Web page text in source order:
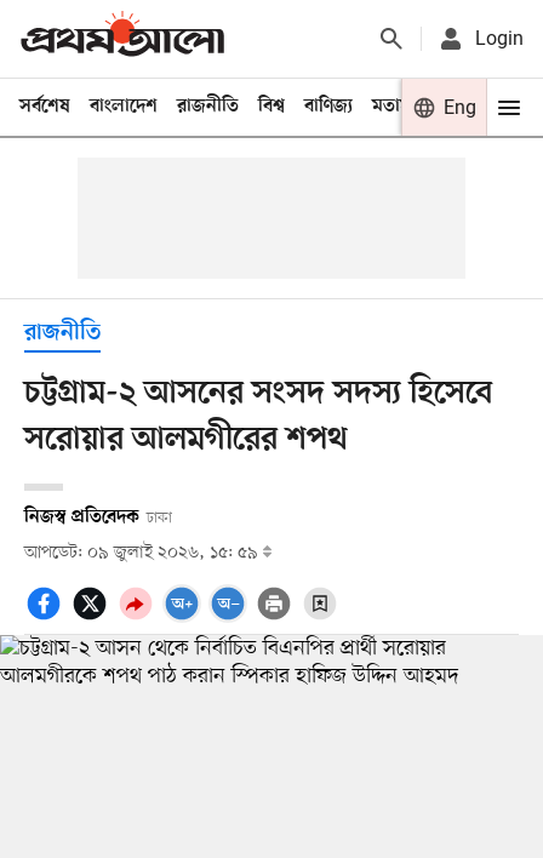
Login
সর্বশেষ বাংলাদেশ রাজনীতি বিশ্ব বাণিজ্য মতামত খেলা
Eng
রাজনীতি
চট্টগ্রাম-২ আসনের সংসদ সদস্য হিসেবে
সরোয়ার আলমগীরের শপথ
নিজস্ব প্রতিবেদক ঢাকা
আপডেট: ০৯ জুলাই ২০২৬, ১৫: ৫৯